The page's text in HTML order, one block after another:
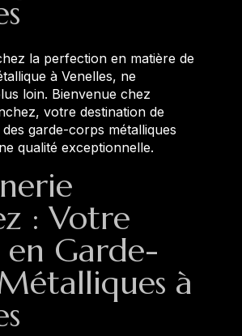
la perfection en matière de
à Venelles, ne
loin. Bienvenue chez
votre destination de
garde-corps métalliques
qualité exceptionnelle.
: Votre
Garde-
à